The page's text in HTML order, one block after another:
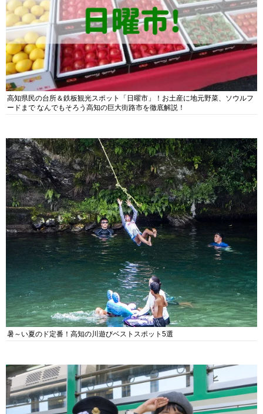
高知県民の台所＆鉄板観光スポット「日曜市」！お土産に地元野菜、ソウルフ
ードまで なんでもそろう高知の巨大街路市を徹底解説！
暑～い夏のド定番！高知の川遊びベストスポット5選